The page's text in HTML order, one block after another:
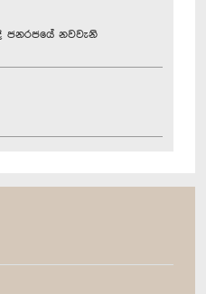
ජනරජයේ නවවැනි